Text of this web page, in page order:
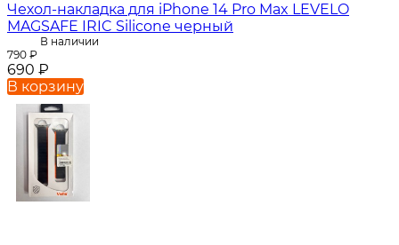
Чехол-накладка для iPhone 14 Pro Max LEVELO
MAGSAFE IRIC Silicone черный
В наличии
790 ₽
690 ₽
В корзину